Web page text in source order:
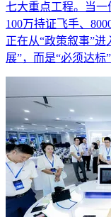
七大重点工程。当一
100万持证飞手、
正在从“政策叙事”
展”，而是“必须达标”